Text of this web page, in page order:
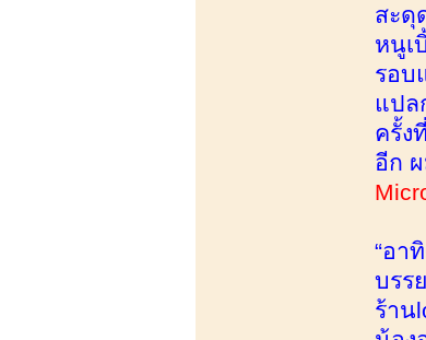
สะดุ
หนูเ
รอบ
แปล
ครั้ง
อีก
“อา
บรร
ร้าน